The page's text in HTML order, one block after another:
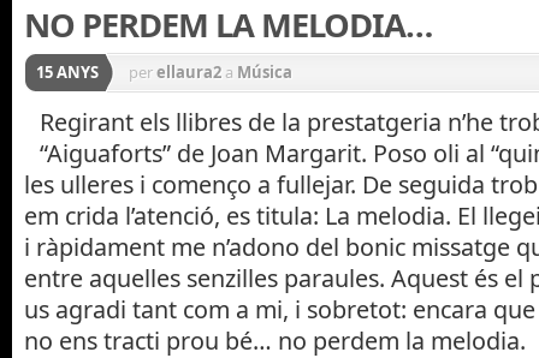
NO PERDEM LA MELODIA…
15 ANYS perellaura2 a Música
Regirant els llibres de la prestatgeria n’he
“Aiguaforts” de Joan Margarit. Poso oli al
les ulleres i començo a fullejar. De seguida
em crida l’atenció, es titula: La melodia. El
i ràpidament me n’adono del bonic missatge
entre aquelles senzilles paraules. Aquest és el
us agradi tant com a mi, i sobretot: encara
no ens tracti prou bé… no perdem la melodia.